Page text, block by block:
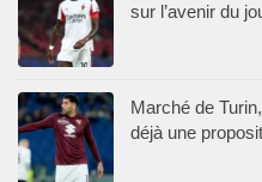
sur l’avenir du
Marché de
déjà une